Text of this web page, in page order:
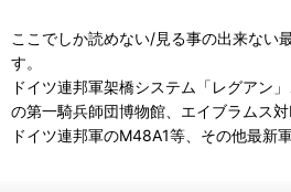
ここでしか読めない/見る事の出来ない
す。
ドイツ連邦軍架橋システム「レグアン
の第一騎兵師団博物館、エイブラムス対
ドイツ連邦軍のM48A1等、その他最新